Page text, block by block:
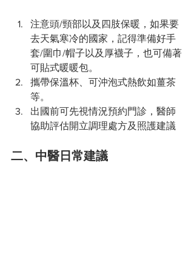
注意頭/頸部以及四肢保暖，如果要
去天氣寒冷的國家，記得準備好手
套/圍巾/帽子以及厚襪子，也可備著
可貼式暖暖包。
攜帶保溫杯、可沖泡式熱飲如薑茶
等。
出國前可先視情況預約門診，醫師
協助評估開立調理處方及照護建議
二、中醫日常建議